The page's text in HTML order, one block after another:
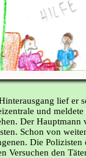
lief er
und
Der Hauptmann
Schon von
Die
Versuchen den